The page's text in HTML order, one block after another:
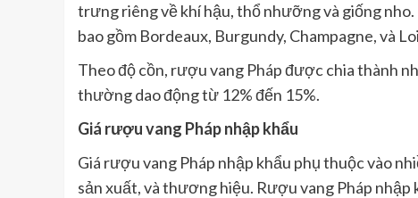
trưng riêng về khí hậu, thổ nhưỡng và giống
bao gồm Bordeaux, Burgundy, Champagne, và
Theo độ cồn, rượu vang Pháp được chia thành
thường dao động từ 12% đến 15%.
Giá rượu vang Pháp nhập khẩu
Giá rượu vang Pháp nhập khẩu phụ thuộc vào
sản xuất, và thương hiệu. Rượu vang Pháp